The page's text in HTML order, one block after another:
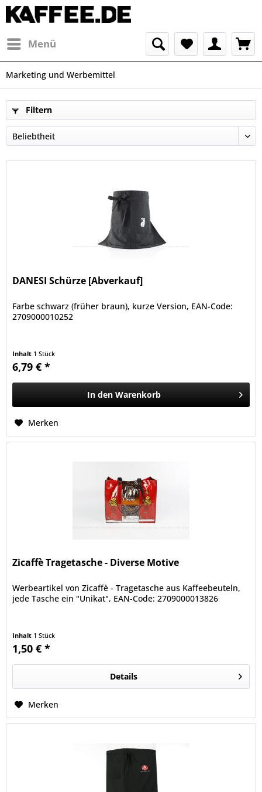
Menü
Marketing und Werbemittel
Filtern
DANESI Schürze [Abverkauf]
Farbe schwarz (früher braun), kurze Version, EAN-Code:
2709000010252
Inhalt 1 Stück
6,79 € *
In den Warenkorb
Merken
Zicaffè Tragetasche - Diverse Motive
Werbeartikel von Zicaffè - Tragetasche aus Kaffeebeuteln,
jede Tasche ein "Unikat", EAN-Code: 2709000013826
Inhalt 1 Stück
1,50 € *
Details
Merken